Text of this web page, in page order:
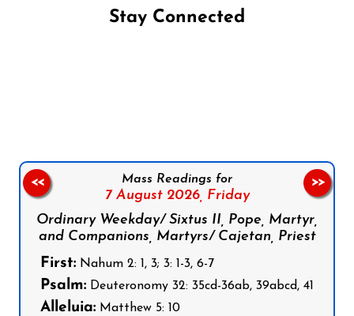
Stay Connected
Mass Readings for
7 August 2026, Friday
Ordinary Weekday/ Sixtus II, Pope, Martyr,
and Companions, Martyrs/ Cajetan, Priest
First: Nahum 2: 1, 3; 3: 1-3, 6-7
Psalm: Deuteronomy 32: 35cd-36ab, 39abcd, 41
Alleluia: Matthew 5: 10
<< >>